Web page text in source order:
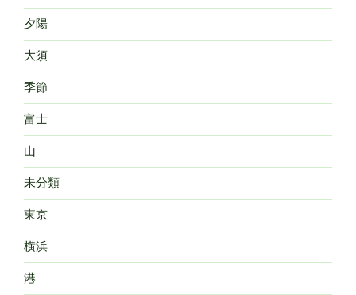
夕陽
大須
季節
富士
山
未分類
東京
横浜
港